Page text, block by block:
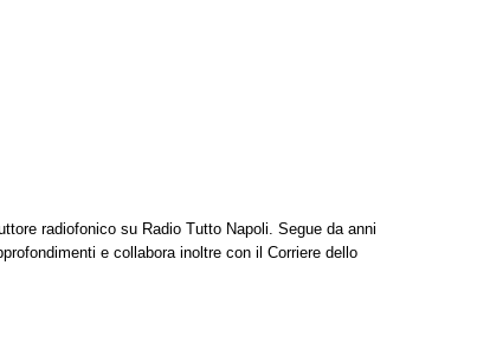
radiofonico su Radio Tutto Napoli. Segue da anni
e collabora inoltre con il Corriere dello